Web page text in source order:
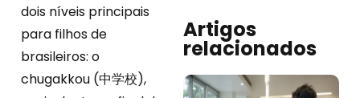
dois níveis principais
para filhos de
brasileiros: o
chugakkou (中学校),
Artigos
relacionados